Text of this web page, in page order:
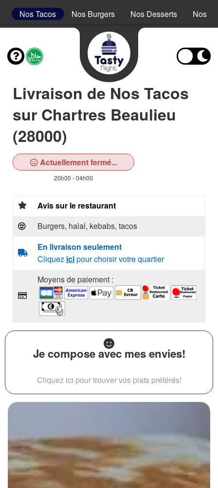
Nos Tacos Nos Burgers Nos Desserts Nos
Livraison de Nos Tacos
sur Chartres Beaulieu
(28000)
Actuellement fermé...
20h00 - 04h00
Avis sur le restaurant
Burgers, halal, kebabs, tacos
En livraison seulement
Cliquez icipour choisir votre quartier
Moyens de paiement :
Je compose avec mes envies!
Cliquez ici pour trouver vos plats préférés!